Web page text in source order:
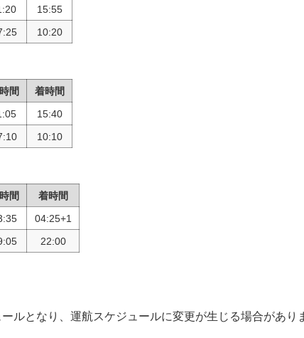
15:55
10:20
間
着時間
15:40
10:10
間
着時間
04:25+1
22:00
ルとなり、運航スケジュールに変更が生じる場合があり